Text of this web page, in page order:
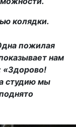
колядки.
пожилая
нам
«Здорово!
студию мы